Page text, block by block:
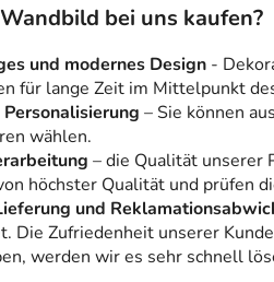
bei uns kaufen?
und modernes Design -
für lange Zeit im Mittelpunkt
– Sie können
wählen.
– die Qualität unserer
höchster Qualität und prüfen
und
Die Zufriedenheit unserer
werden wir es sehr schnell